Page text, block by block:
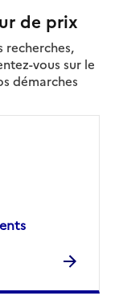
de prix
recherches,
vous sur le
démarches